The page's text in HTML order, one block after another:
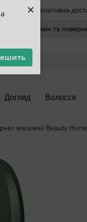
×
Безкоштовна
Обмін та
Догляд Волосся